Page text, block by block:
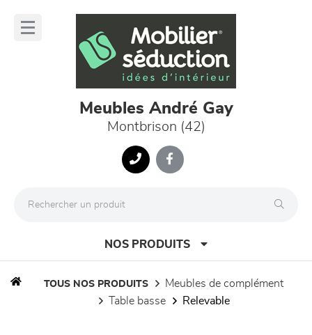
Meubles André Gay
Montbrison (42)
NOS PRODUITS
TOUS NOS PRODUITS
meubles de complément
table basse
relevable